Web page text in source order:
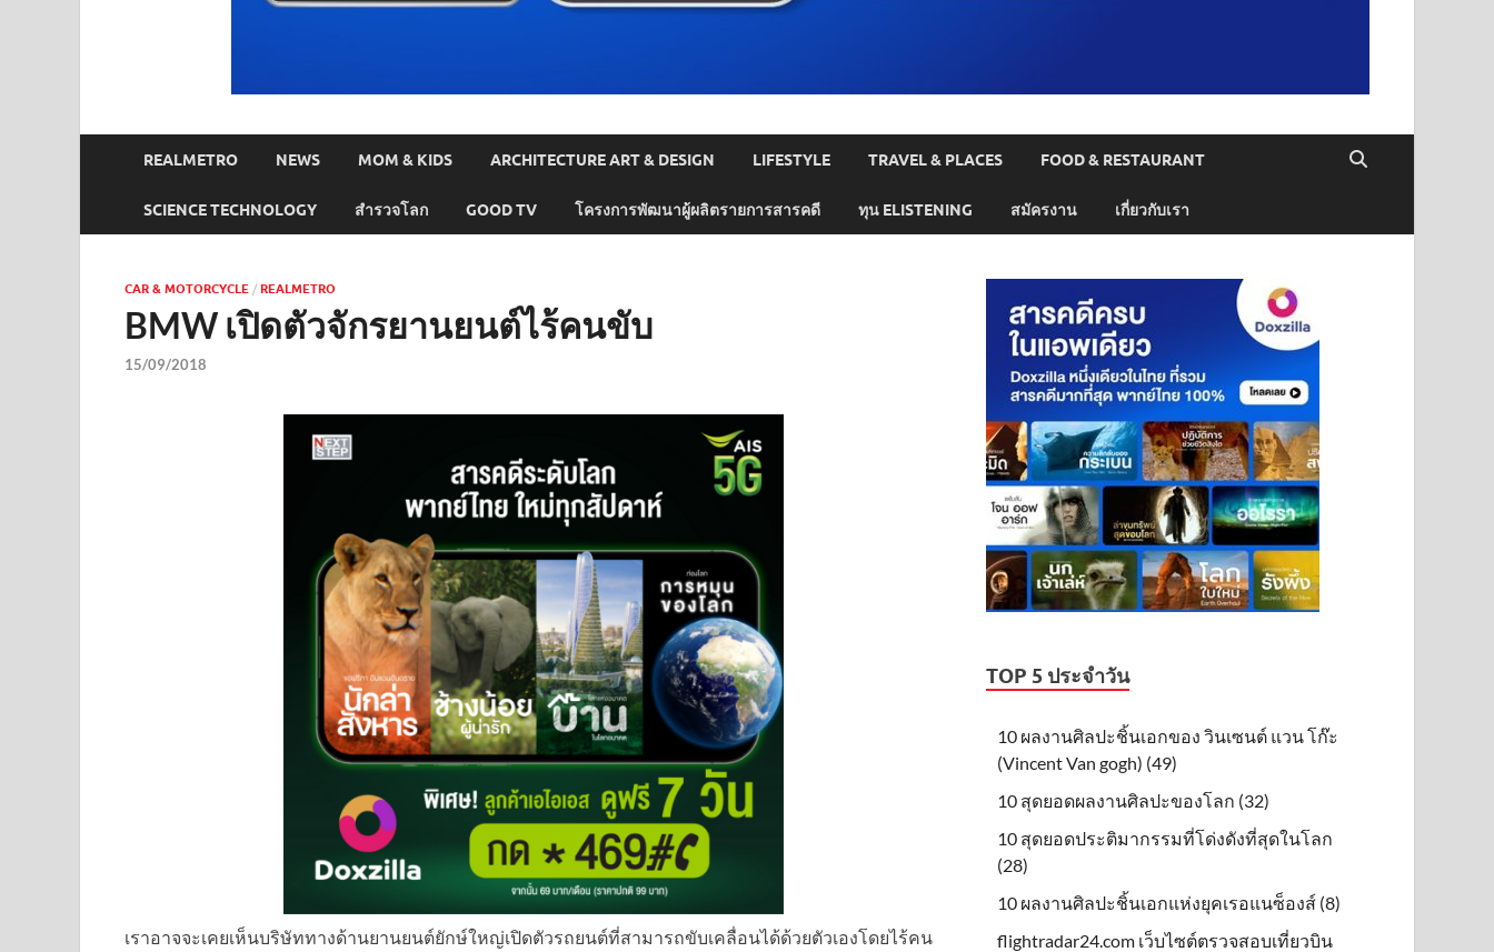
REALMETRO NEWS MOM & KIDS ARCHITECTURE ART & DESIGN LIFESTYLE TRAVEL & PLACES FOOD & RESTAURANT
SCIENCE TECHNOLOGY สำรวจโลก GOOD TV โครงการพัฒนาผู้ผลิตรายการสารคดี ทุน ELISTENING สมัครงาน เกี่ยวกับเรา
CAR & MOTORCYCLE / REALMETRO
BMW เปิดตัวจักรยานยนต์ไร้คนขับ
15/09/2018
เราอาจจะเคยเห็นบริษัททางด้านยานยนต์ยักษ์ใหญ่เปิดตัวรถยนต์ที่สามารถขับเคลื่อนได้ด้วยตัวเองโดยไร้คน
TOP 5 ประจำวัน
10 ผลงานศิลปะชิ้นเอกของ วินเซนต์ แวน โก๊ะ
(Vincent Van gogh) (49)
10 สุดยอดผลงานศิลปะของโลก (32)
10 สุดยอดประติมากรรมที่โด่งดังที่สุดในโลก
(28)
10 ผลงานศิลปะชิ้นเอกแห่งยุคเรอแนซ็องส์ (8)
flightradar24.com เว็บไซต์ตรวจสอบเที่ยวบิน